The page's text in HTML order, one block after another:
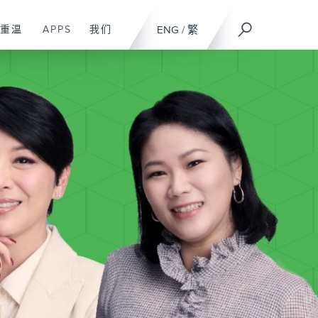
ENG / 繁
重温 APPS 我们